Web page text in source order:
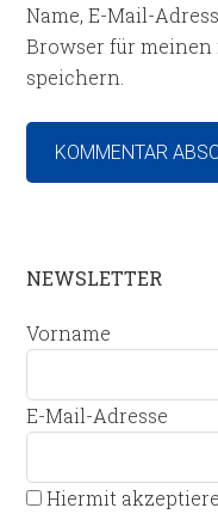
Name, E-Mail-
Browser für
speichern.
NEWSLETTER
Vorname
E-Mail-Adresse
Hiermit